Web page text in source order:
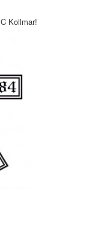
Kollmar!